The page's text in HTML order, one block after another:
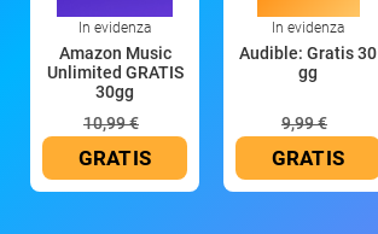
In evidenza
Amazon Music
Unlimited GRATIS
30gg
10,99 €
GRATIS
In evidenza
Audible: Gratis 30
gg
9,99 €
GRATIS